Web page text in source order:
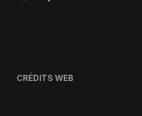
CRÉDITS WEB